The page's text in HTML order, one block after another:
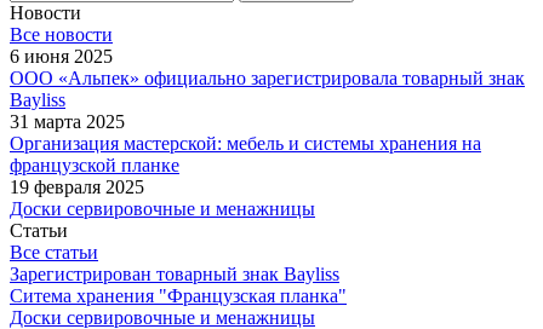
Новости
Все новости
6 июня 2025
ООО «Альпек» официально зарегистрировала товарный знак
Bayliss
31 марта 2025
Организация мастерской: мебель и системы хранения на
французской планке
19 февраля 2025
Доски сервировочные и менажницы
Статьи
Все статьи
Зарегистрирован товарный знак Bayliss
Ситема хранения "Французская планка"
Доски сервировочные и менажницы